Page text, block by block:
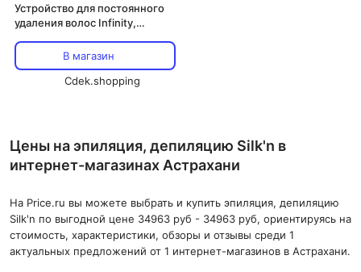
Устройство для постоянного
удаления волос Infinity,
световых импульсов для
светлых и темных тонов кожи,
белая, Silk'N
В магазин
Cdek.shopping
Цены на эпиляция, депиляцию Silk'n в
интернет-магазинах Астрахани
На Price.ru вы можете выбрать и купить эпиляция, депиляцию
Silk'n по выгодной цене 34963 руб - 34963 руб, ориентируясь на
стоимость, характеристики, обзоры и отзывы среди 1
актуальных предложений от 1 интернет-магазинов в Астрахани.